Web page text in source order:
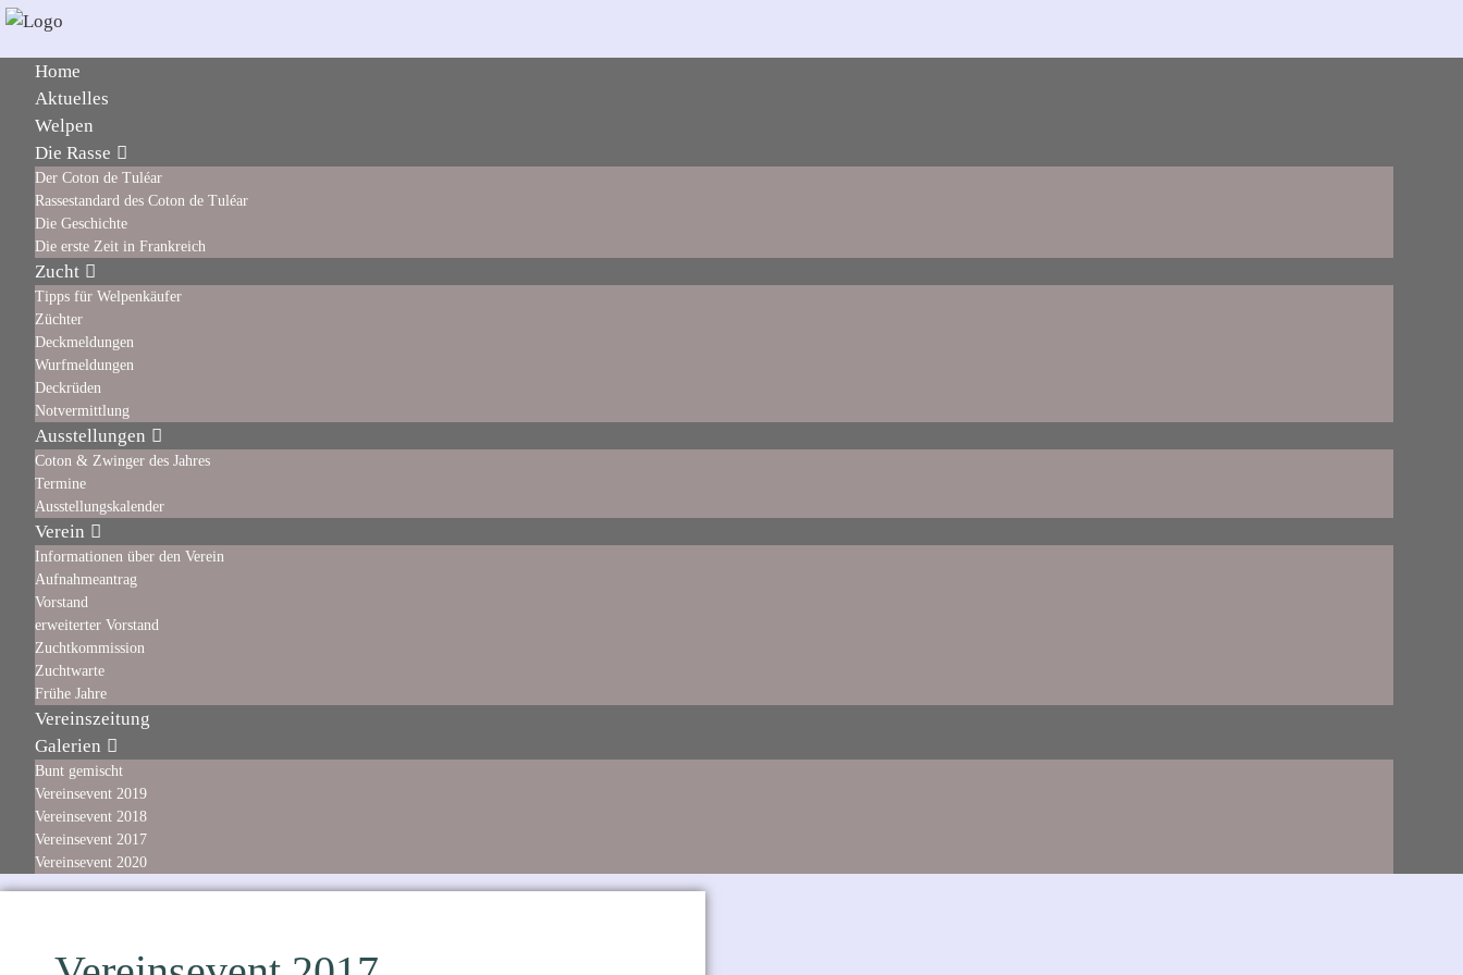
Home
Aktuelles
Welpen
Die Rasse
Der Coton de Tuléar
Rassestandard des Coton de Tuléar
Die Geschichte
Die erste Zeit in Frankreich
Zucht
Tipps für Welpenkäufer
Züchter
Deckmeldungen
Wurfmeldungen
Deckrüden
Notvermittlung
Ausstellungen
Coton & Zwinger des Jahres
Termine
Ausstellungskalender
Verein
Informationen über den Verein
Aufnahmeantrag
Vorstand
erweiterter Vorstand
Zuchtkommission
Zuchtwarte
Frühe Jahre
Vereinszeitung
Galerien
Bunt gemischt
Vereinsevent 2019
Vereinsevent 2018
Vereinsevent 2017
Vereinsevent 2020